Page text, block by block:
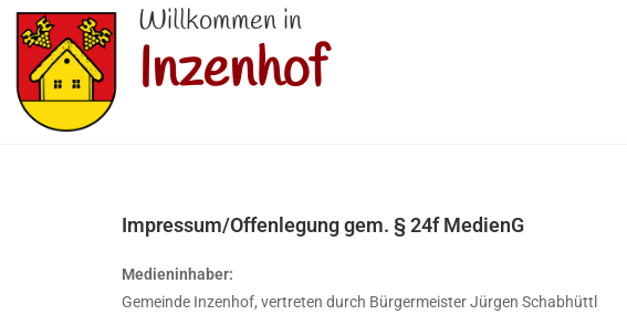
Willkommen in
Inzenhof
Impressum/Offenlegung gem. § 24f MedienG
Medieninhaber:
Gemeinde Inzenhof, vertreten durch Bürgermeister Jürgen Schabhüttl